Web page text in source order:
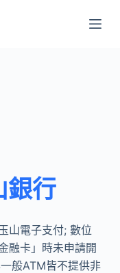
銀行
山電子支付; 數位
融卡」時未申請開
般ATM皆不提供非